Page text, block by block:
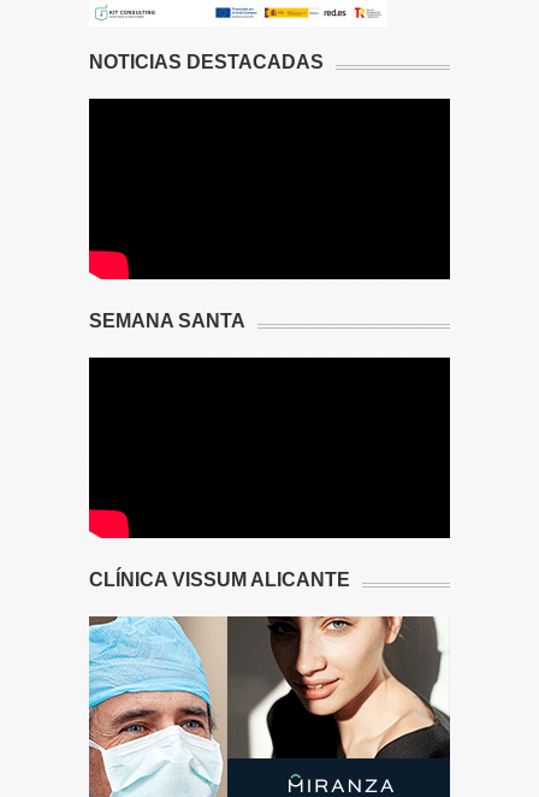
NOTICIAS DESTACADAS
SEMANA SANTA
CLÍNICA VISSUM ALICANTE